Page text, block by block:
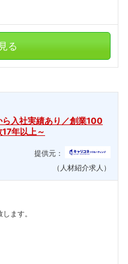
る
入社実績あり／創業100
年以上～
提供元：
（人材紹介求人）
ます。